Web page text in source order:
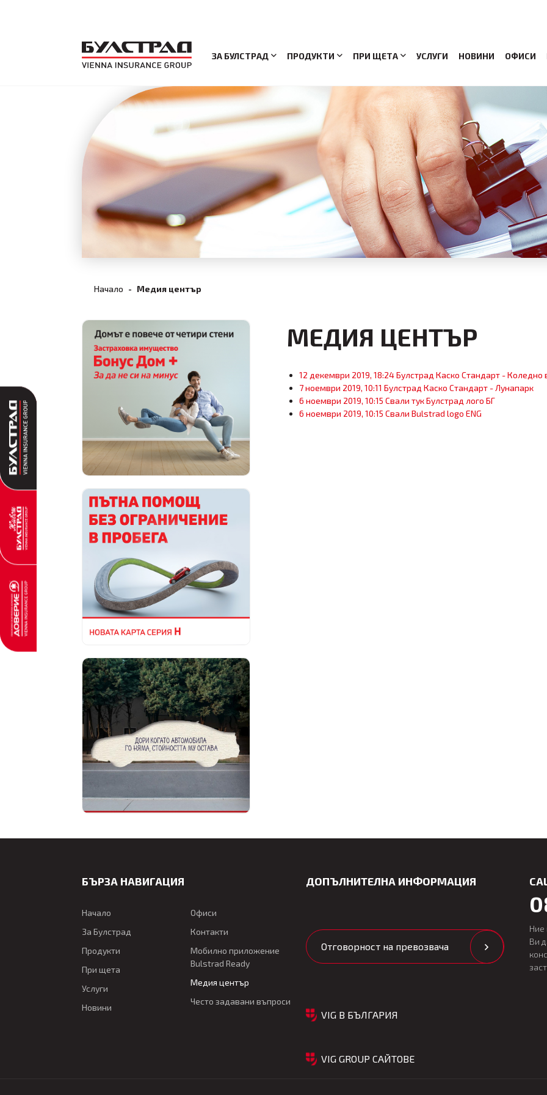
ЗА БУЛСТРАД ПРОДУКТИ ПРИ ЩЕТА УСЛУГИ НОВИНИ ОФИСИ
Начало Медия център
МЕДИЯ ЦЕНТЪР
12 декември 2019, 18:24Булстрад Каско Стандарт - Коледно
7 ноември 2019, 10:11 Булстрад Каско Стандарт - Лунапарк
6 ноември 2019, 10:15 Свали тук Булстрад лого БГ
6 ноември 2019, 10:15 Свали Bulstrad logo ENG
БЪРЗА НАВИГАЦИЯ
Начало
За Булстрад
Продукти
При щета
Услуги
Новини
Офиси
Контакти
Мобилно приложение
Bulstrad Ready
Медия център
Често задавани въпроси
ДОПЪЛНИТЕЛНА ИНФОРМАЦИЯ
Отговорност на превозвача
VIG В БЪЛГАРИЯ
VIG GROUP САЙТОВЕ
Ви